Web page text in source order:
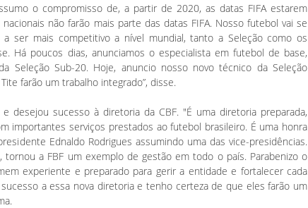
o compromisso de, a partir de 2020, as datas FIFA estarem
não farão mais parte das datas FIFA. Nosso futebol vai se
ser mais competitivo a nível mundial, tanto a Seleção como os
Há poucos dias, anunciamos o especialista em futebol de base,
Seleção Sub-20. Hoje, anuncio nosso novo técnico da Seleção
farão um trabalho integrado”, disse.
desejou sucesso à diretoria da CBF. "É uma diretoria preparada,
importantes serviços prestados ao futebol brasileiro. É uma honra
Ednaldo Rodrigues assumindo uma das vice-presidências.
tornou a FBF um exemplo de gestão em todo o país. Parabenizo o
experiente e preparado para gerir a entidade e fortalecer cada
a essa nova diretoria e tenho certeza de que eles farão um